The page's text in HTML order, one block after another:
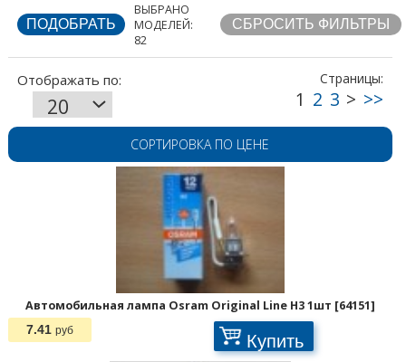
ВЫБРАНО
МОДЕЛЕЙ:
82
СОРТИРОВКА ПО ЦЕНЕ
Автомобильная лампа Osram Original Line H3 1шт [64151]
7.41 руб Купить